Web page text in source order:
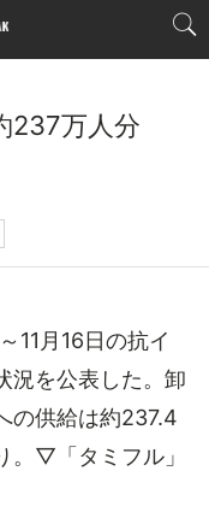
237万人分
11月16日の抗イ
況を公表した。卸
の供給は約237.4
▽「タミフル」